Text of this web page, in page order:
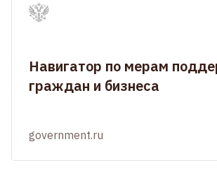
Навигатор по мерам
граждан и бизнеса
government.ru